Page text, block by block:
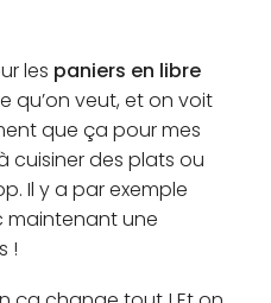
les paniers en libre
qu’on veut, et on voit
que ça pour mes
cuisiner des plats ou
Il y a par exemple
maintenant une
!